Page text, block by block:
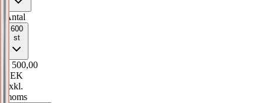
Antal
600
st
1 500,00
SEK
exkl.
moms